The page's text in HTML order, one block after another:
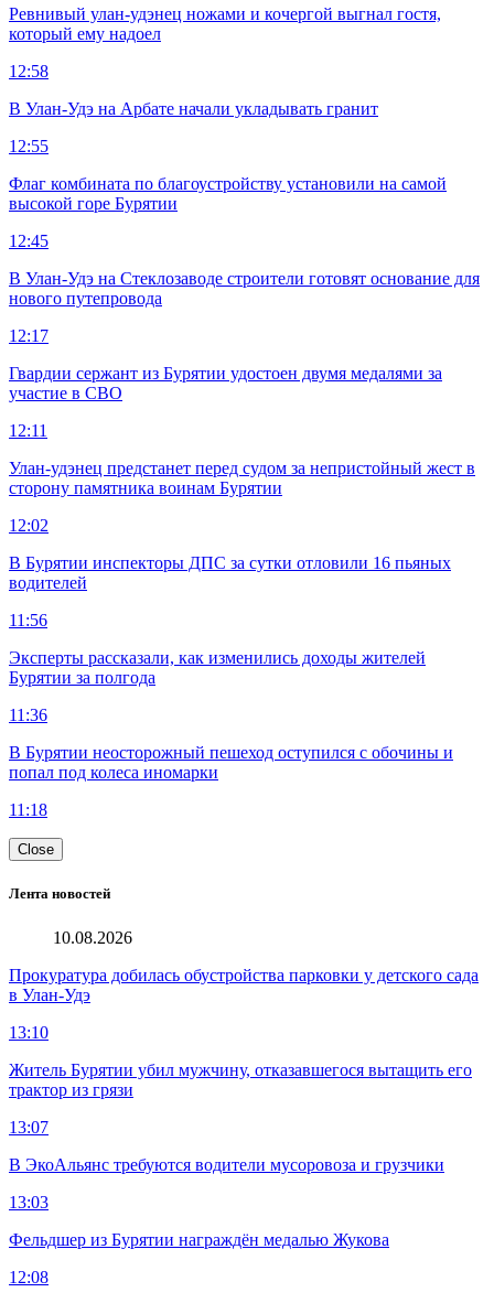
Ревнивый улан-удэнец ножами и кочергой выгнал гостя,
который ему надоел
12:58
В Улан-Удэ на Арбате начали укладывать гранит
12:55
Флаг комбината по благоустройству установили на самой
высокой горе Бурятии
12:45
В Улан-Удэ на Стеклозаводе строители готовят основание для
нового путепровода
12:17
Гвардии сержант из Бурятии удостоен двумя медалями за
участие в СВО
12:11
Улан-удэнец предстанет перед судом за непристойный жест в
сторону памятника воинам Бурятии
12:02
В Бурятии инспекторы ДПС за сутки отловили 16 пьяных
водителей
11:56
Эксперты рассказали, как изменились доходы жителей
Бурятии за полгода
11:36
В Бурятии неосторожный пешеход оступился с обочины и
попал под колеса иномарки
11:18
Close
Лента новостей
10.08.2026
Прокуратура добилась обустройства парковки у детского сада
в Улан-Удэ
13:10
Житель Бурятии убил мужчину, отказавшегося вытащить его
трактор из грязи
13:07
В ЭкоАльянс требуются водители мусоровоза и грузчики
13:03
Фельдшер из Бурятии награждён медалью Жукова
12:08